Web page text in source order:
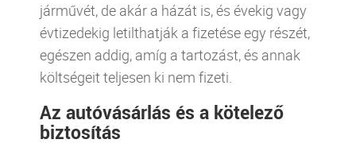
járművét, de akár a házát is, és évekig vagy
évtizedekig letilthatják a fizetése egy részét,
egészen addig, amíg a tartozást, és annak
költségeit teljesen ki nem fizeti.
Az autóvásárlás és a kötelező
biztosítás